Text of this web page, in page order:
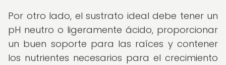
Por otro lado, el sustrato ideal debe tener un
pH neutro o ligeramente ácido, proporcionar
un buen soporte para las raíces y contener
los nutrientes necesarios para el crecimiento